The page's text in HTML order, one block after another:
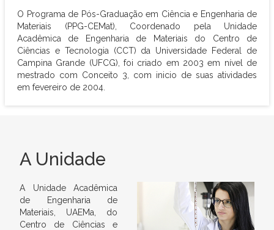
O Programa de Pós-Graduação em Ciência e Engenharia de
Materiais (PPG-CEMat), Coordenado pela Unidade
Acadêmica de Engenharia de Materiais do Centro de
Ciências e Tecnologia (CCT) da Universidade Federal de
Campina Grande (UFCG), foi criado em 2003 em nível de
mestrado com Conceito 3, com inicio de suas atividades
em fevereiro de 2004.
A Unidade
A Unidade Acadêmica
de Engenharia de
Materiais, UAEMa, do
Centro de Ciências e